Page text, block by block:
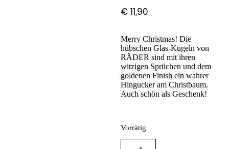
€11,90
Merry Christmas! Die
hübschen Glas-Kugeln von
RÄDER sind mit ihren
witzigen Sprüchen und dem
goldenen Finish ein wahrer
Hingucker am Christbaum.
Auch schön als Geschenk!
Vorrätig